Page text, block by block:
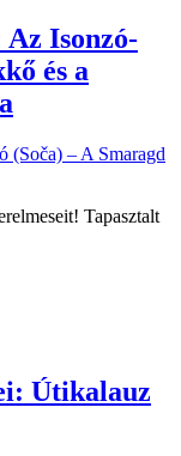
Isonzó-
és a
Tapasztalt
Útikalauz